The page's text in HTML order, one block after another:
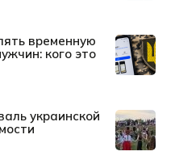
временную
кого это
украинской